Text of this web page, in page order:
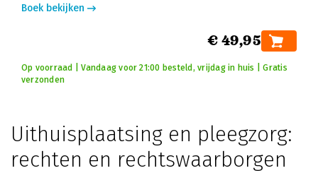
Boek bekijken
€ 49,95
Op voorraad | Vandaag voor 21:00 besteld, vrijdag in huis | Gratis
verzonden
Uithuisplaatsing en pleegzorg:
rechten en rechtswaarborgen